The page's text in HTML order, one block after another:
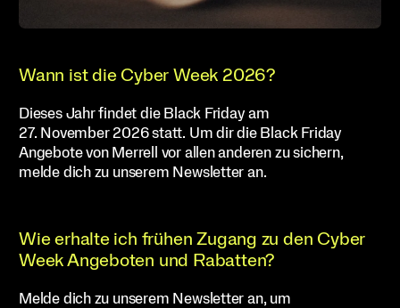
Wann ist die Cyber Week 2026?
Dieses Jahr findet die Black Friday am
27. November 2026 statt. Um dir die Black Friday
Angebote von Merrell vor allen anderen zu sichern,
melde dich zu unserem Newsletter an.
Wie erhalte ich frühen Zugang zu den Cyber
Week Angeboten und Rabatten?
Melde dich zu unserem Newsletter an, um